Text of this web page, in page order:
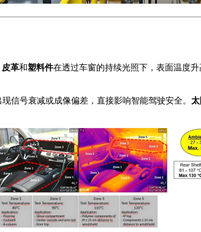
皮革和塑料件在透过车窗的持续光照下，表面温度升
信号衰减或成像偏差，直接影响智能驾驶安全。